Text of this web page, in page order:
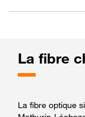
La fibre
La fibre optique